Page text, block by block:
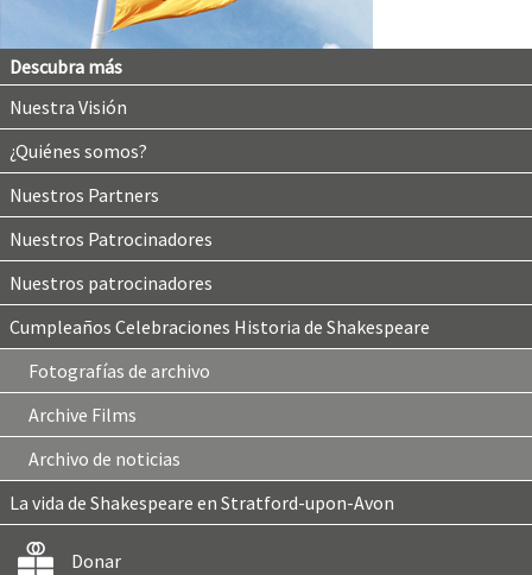
Descubra más
Nuestra Visión
¿Quiénes somos?
Nuestros Partners
Nuestros Patrocinadores
Nuestros patrocinadores
Cumpleaños Celebraciones Historia de Shakespeare
Fotografías de archivo
Archive Films
Archivo de noticias
La vida de Shakespeare en Stratford-upon-Avon
Donar